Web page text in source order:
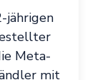
jährigen
Meta-
mit